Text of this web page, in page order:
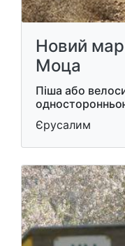
Новий
Моца
Піша або
Єрусалим